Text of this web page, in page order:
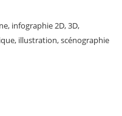
infographie 2D, 3D,
illustration, scénographie